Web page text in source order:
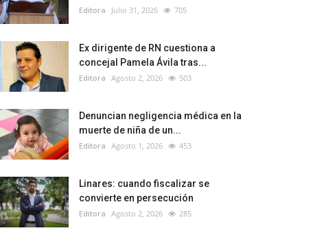
Editora Julio 31, 2026 705
Ex dirigente de RN cuestiona a
concejal Pamela Ávila tras...
Editora Agosto 2, 2026 503
Denuncian negligencia médica en la
muerte de niña de un...
Editora Agosto 1, 2026 453
Linares: cuando fiscalizar se
convierte en persecución
Editora Agosto 2, 2026 285